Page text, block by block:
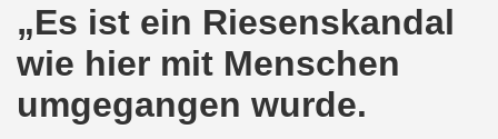
„Es ist ein Riesenskandal
wie hier mit Menschen
umgegangen wurde.
nimmt am 08.04.2019 Mietfragen, Hartz IV und
Bewegung am 11.03.2019 mahnt an Folgen von
am 11.03.2019 solidarisch mit Kollegen in